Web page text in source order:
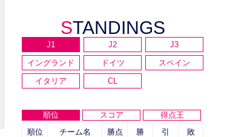
STANDINGS
J1 J2
J3
イングランド
ドイツ
スペイン
イタリア
CL
順位 スコア
得点王
順位
チーム名 勝点 勝 引 敗